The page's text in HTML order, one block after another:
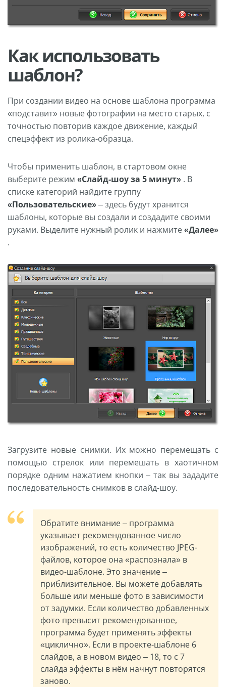
Как использовать
шаблон?
При создании видео на основе шаблона программа
«подставит» новые фотографии на место старых, с
точностью повторив каждое движение, каждый
спецэффект из ролика-образца.
Чтобы применить шаблон, в стартовом окне
выберите режим «Слайд-шоу за 5 минут» . В
списке категорий найдите группу
«Пользовательские»– здесь будут хранится
шаблоны, которые вы создали и создадите своими
руками. Выделите нужный ролик и нажмите«Далее»
.
Загрузите новые снимки. Их можно перемещать с
помощью стрелок или перемешать в хаотичном
порядке одним нажатием кнопки – так вы зададите
последовательность снимков в слайд-шоу.
Обратите внимание – программа
указывает рекомендованное число
изображений, то есть количество JPEG-
файлов, которое она «распознала» в
видео-шаблоне. Это значение –
приблизительное. Вы можете добавлять
больше или меньше фото в зависимости
от задумки. Если количество добавленных
фото превысит рекомендованное,
программа будет применять эффекты
«циклично». Если в проекте-шаблоне 6
слайдов, а в новом видео – 18, то с 7
слайда эффекты в нём начнут повторятся
заново.